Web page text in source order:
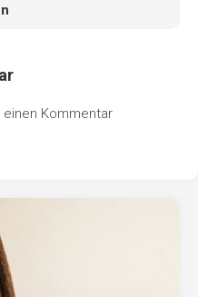
einen Kommentar